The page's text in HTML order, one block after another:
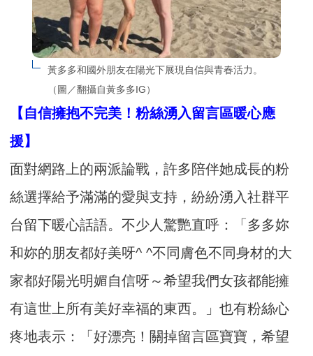
黃多多和國外朋友在陽光下展現自信與青春活力。
（圖／翻攝自黃多多IG）
【自信擁抱不完美！粉絲湧入留言區暖心應
援】
面對網路上的兩派論戰，許多陪伴她成長的粉
絲選擇給予滿滿的愛與支持，紛紛湧入社群平
台留下暖心話語。不少人驚艷直呼：「多多妳
和妳的朋友都好美呀^ ^不同膚色不同身材的大
家都好陽光明媚自信呀～希望我們女孩都能擁
有這世上所有美好幸福的東西。」也有粉絲心
疼地表示：「好漂亮！關掉留言區寶寶，希望